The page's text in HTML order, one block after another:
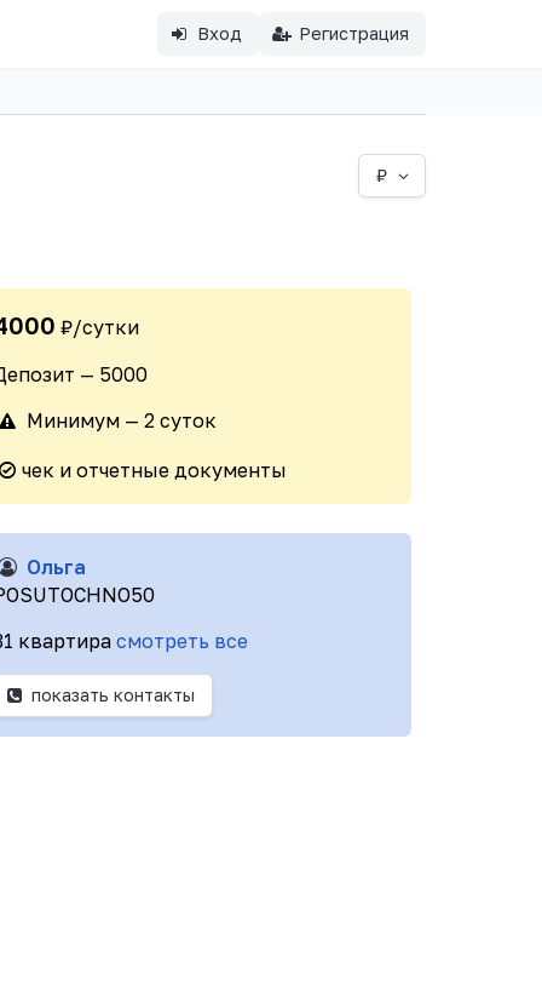
Вход Регистрация
₽
₽/сутки
— 5000
Минимум — 2 суток
чек и отчетные документы
Ольга
квартирасмотреть все
показать контакты